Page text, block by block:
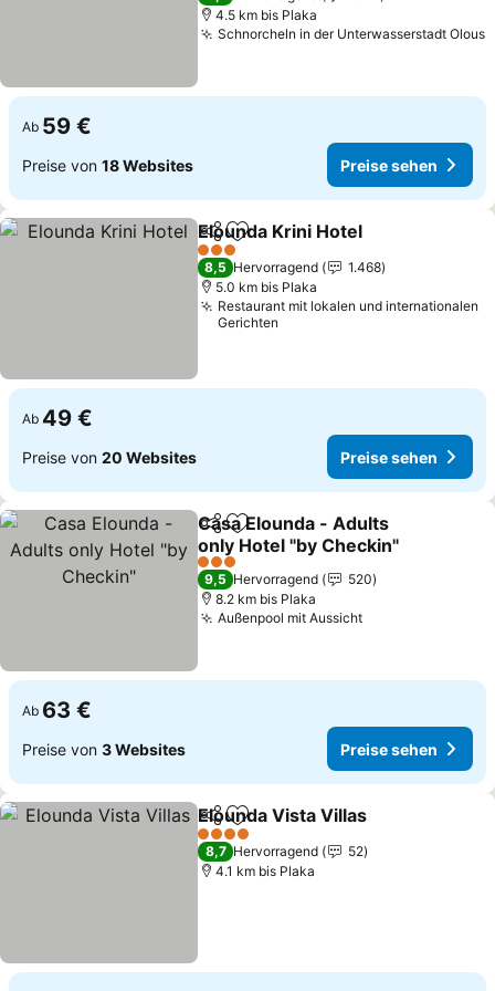
4.5 km bis Plaka
Schnorcheln in der Unterwasserstadt Olous
Ab 59 €
Preise von 18 Websites Preise sehen
TeilenZu Favoriten hinzufügen
Elounda Krini Hotel
3 Sterne
8,5 Hervorragend
1.468
5.0 km bis Plaka
Restaurant mit lokalen und internationalen
Gerichten
Ab 49 €
Preise von 20 Websites Preise sehen
TeilenZu Favoriten hinzufügen
Casa Elounda - Adults
only Hotel "by Checkin"
Preise sehen
3 Sterne
9,5 Hervorragend
520
8.2 km bis Plaka
Außenpool mit AussichtPreise sehen
Ab 63 €
Preise von 3 Websites Preise sehen
TeilenZu Favoriten hinzufügen
Elounda Vista Villas
4 Sterne
8,7 Hervorragend
52
4.1 km bis Plaka